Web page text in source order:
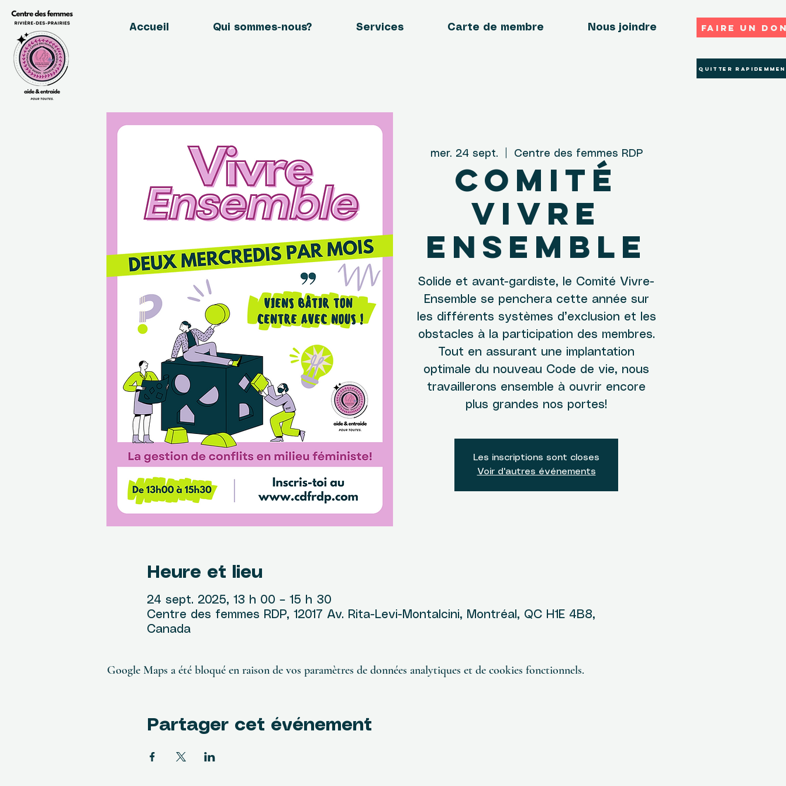
Accueil Qui sommes-nous? Services Carte de membre Nous joindre Faire un
Quitter
mer. 24 sept. Centre des femmes RDP
Comité
Vivre
Ensemble
Solide et avant-gardiste, le Comité Vivre-
Ensemble se penchera cette année sur
les différents systèmes d’exclusion et les
obstacles à la participation des membres.
Tout en assurant une implantation
optimale du nouveau Code de vie, nous
travaillerons ensemble à ouvrir encore
plus grandes nos portes!
Les inscriptions sont closes
Voir d'autres événements
Heure et lieu
24 sept. 2025, 13 h 00 – 15 h 30
Centre des femmes RDP, 12017 Av. Rita-Levi-Montalcini, Montréal, QC H1E 4B8,
Canada
Google Maps a été bloqué en raison de vos paramètres de données analytiques et de cookies fonctionnels.
Partager cet événement